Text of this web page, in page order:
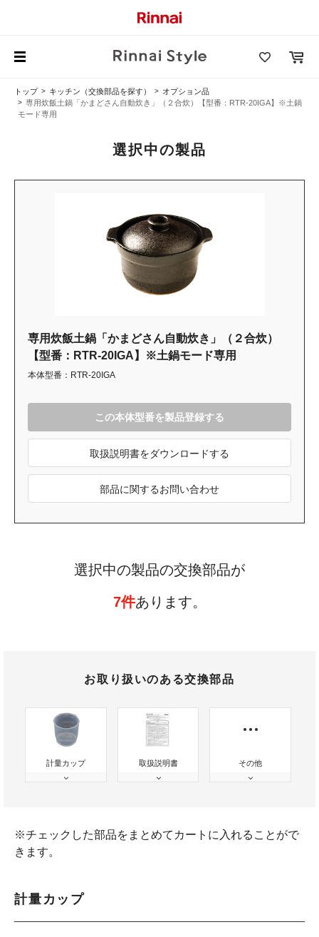
トップ キッチン（交換部品を探す）
オプション品
専用炊飯土鍋「かまどさん自動炊き」（２合炊）【型番：RTR-20IGA】※土鍋
モード専用
選択中の製品
専用炊飯土鍋「かまどさん自動炊き」（２合炊）
【型番：RTR-20IGA】※土鍋モード専用
本体型番：RTR-20IGA
この本体型番を製品登録する
取扱説明書をダウンロードする
部品に関するお問い合わせ
選択中の製品の交換部品が
7件あります。
お取り扱いのある交換部品
計量カップ 取扱説明書 その他
※チェックした部品をまとめてカートに入れることがで
きます。
計量カップ